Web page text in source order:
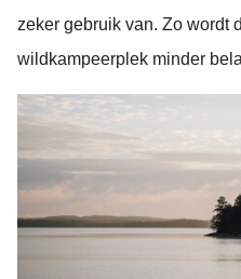
zeker gebruik van. Zo wordt
wildkampeerplek minder